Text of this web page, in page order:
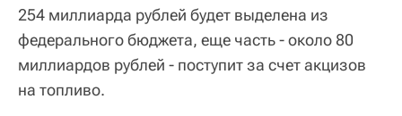
254 миллиарда рублей будет выделена из
федерального бюджета, еще часть - около 80
миллиардов рублей - поступит за счет акцизов
на топливо.